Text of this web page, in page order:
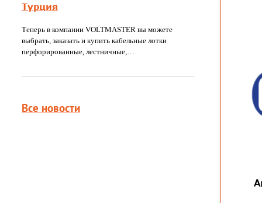
Турция
Теперь в компании VOLTMASTER вы можете
выбрать, заказать и купить кабельные лотки
перфорированные, лестничные,…
Все новости